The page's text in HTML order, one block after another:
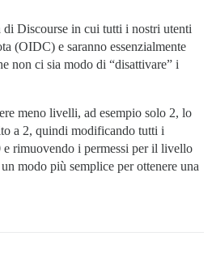
di Discourse in cui tutti i nostri utenti
(OIDC) e saranno essenzialmente
non ci sia modo di “disattivare” i
meno livelli, ad esempio solo 2, lo
a 2, quindi modificando tutti i
rimuovendo i permessi per il livello
un modo più semplice per ottenere una